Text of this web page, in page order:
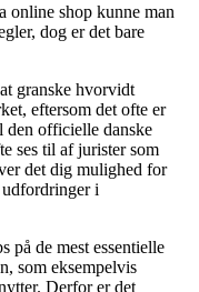
online shop kunne man
dog er det bare
granske hvorvidt
eftersom det ofte er
den officielle danske
ses til af jurister som
det dig mulighed for
i
på de mest essentielle
som eksempelvis
Derfor er det